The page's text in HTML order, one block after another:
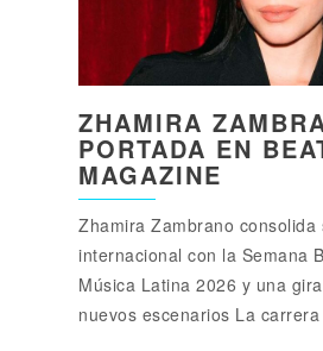
ZHAMIRA
PORTADA EN
MAGAZINE
Zhamira Zambrano consolida
internacional con la Semana
Música Latina 2026 y una
nuevos escenarios La